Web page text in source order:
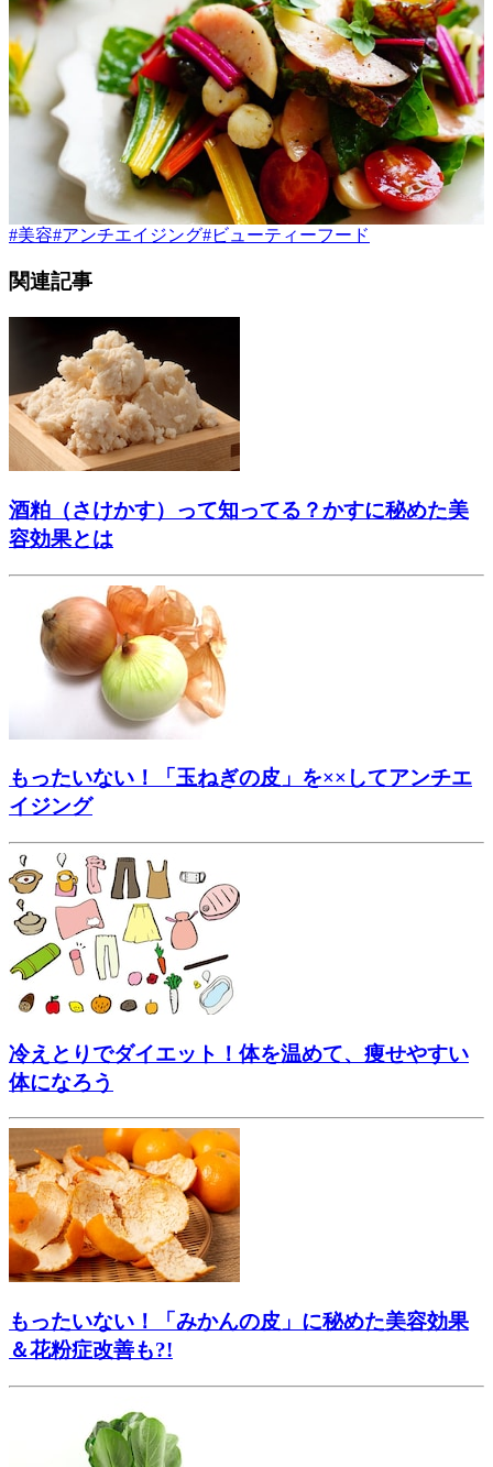
#美容#アンチエイジング#ビューティーフード
関連記事
酒粕（さけかす）って知ってる？かすに秘めた美
容効果とは
もったいない！「玉ねぎの皮」を××してアンチエ
イジング
冷えとりでダイエット！体を温めて、痩せやすい
体になろう
もったいない！「みかんの皮」に秘めた美容効果
＆花粉症改善も?!